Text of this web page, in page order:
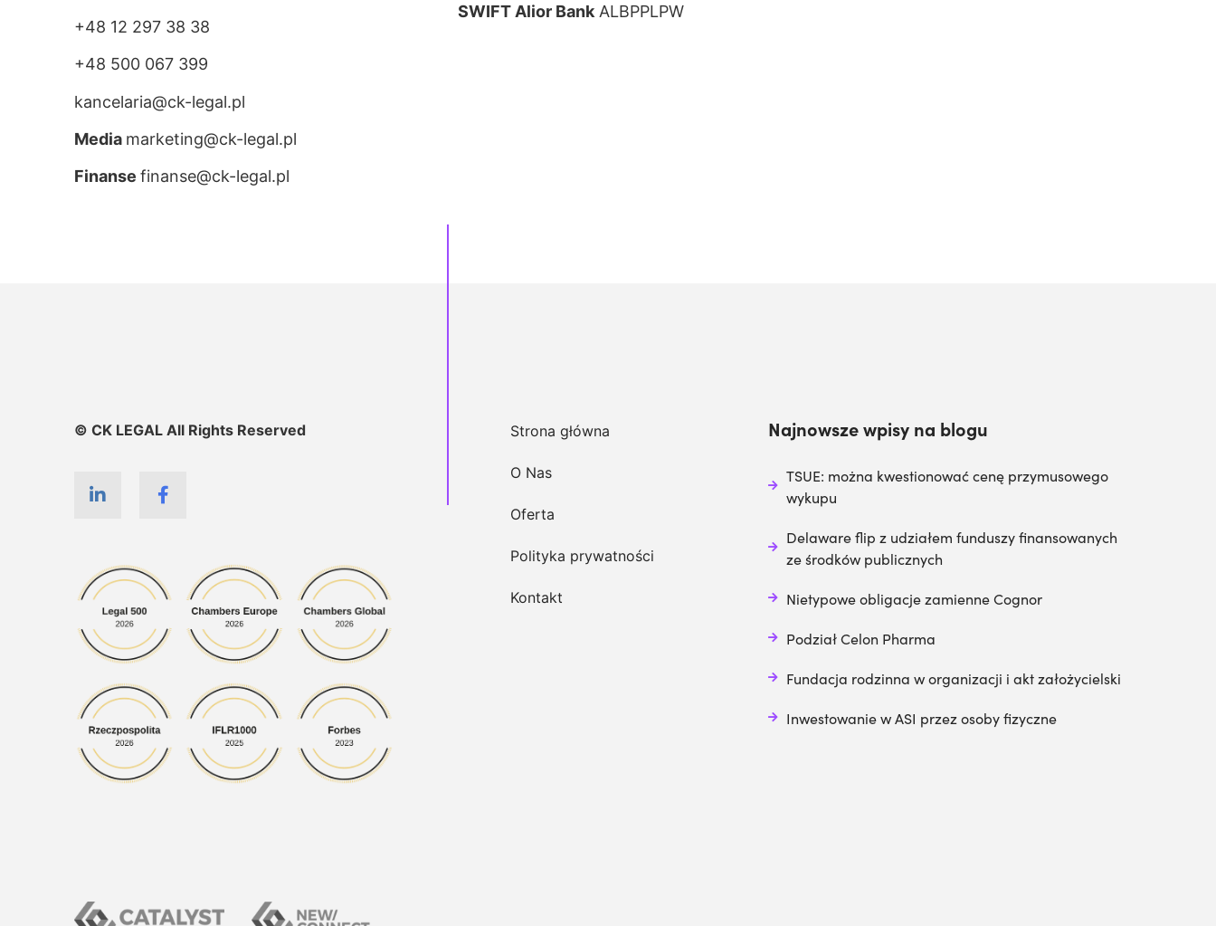
+48 12 297 38 38
+48 500 067 399
kancelaria@ck-legal.pl
Media marketing@ck-legal.pl
Finanse finanse@ck-legal.pl
SWIFT Alior Bank ALBPPLPW
© CK LEGAL All Rights Reserved Strona główna
O Nas
Oferta
Polityka prywatności
Kontakt
Najnowsze wpisy na blogu
TSUE: można kwestionować cenę przymusowego
wykupu
Delaware flip z udziałem funduszy finansowanych
ze środków publicznych
Nietypowe obligacje zamienne Cognor
Podział Celon Pharma
Fundacja rodzinna w organizacji i akt założycielski
Inwestowanie w ASI przez osoby fizyczne